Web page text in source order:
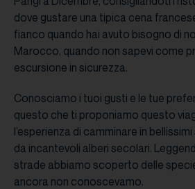
dove gustare una tipica cena
fianco quando hai avuto bisogno di
Marocco, quando non sapevi come
escursione in sicurezza.
Conosciamo i tuoi gusti e le tue
questo che ti proponiamo questo
l’esperienza di camminare in
da incantevoli alberi secolari.
strade abbiamo scoperto delle
ancora non conoscevamo.